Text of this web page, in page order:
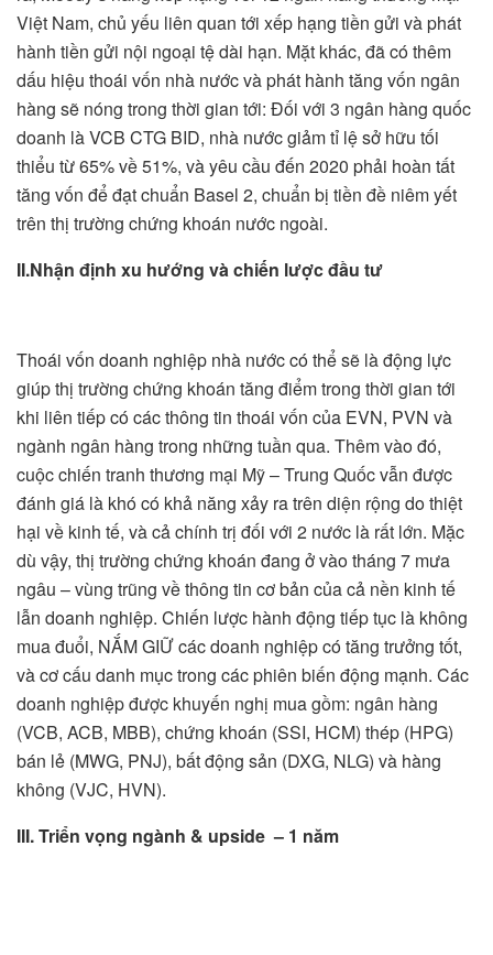
Việt Nam, chủ yếu liên quan tới xếp hạng tiền gửi và phát
hành tiền gửi nội ngoại tệ dài hạn. Mặt khác, đã có thêm
dấu hiệu thoái vốn nhà nước và phát hành tăng vốn ngân
hàng sẽ nóng trong thời gian tới: Đối với 3 ngân hàng quốc
doanh là VCB CTG BID, nhà nước giảm tỉ lệ sở hữu tối
thiểu từ 65% về 51%, và yêu cầu đến 2020 phải hoàn tất
tăng vốn để đạt chuẩn Basel 2, chuẩn bị tiền đề niêm yết
trên thị trường chứng khoán nước ngoài.
II.Nhận định xu hướng và chiến lược đầu tư
Thoái vốn doanh nghiệp nhà nước có thể sẽ là động lực
giúp thị trường chứng khoán tăng điểm trong thời gian tới
khi liên tiếp có các thông tin thoái vốn của EVN, PVN và
ngành ngân hàng trong những tuần qua. Thêm vào đó,
cuộc chiến tranh thương mại Mỹ – Trung Quốc vẫn được
đánh giá là khó có khả năng xảy ra trên diện rộng do thiệt
hại về kinh tế, và cả chính trị đối với 2 nước là rất lớn. Mặc
dù vậy, thị trường chứng khoán đang ở vào tháng 7 mưa
ngâu – vùng trũng về thông tin cơ bản của cả nền kinh tế
lẫn doanh nghiệp. Chiến lược hành động tiếp tục là không
mua đuổi, NẮM GIỮ các doanh nghiệp có tăng trưởng tốt,
và cơ cấu danh mục trong các phiên biến động mạnh. Các
doanh nghiệp được khuyến nghị mua gồm: ngân hàng
(VCB, ACB, MBB), chứng khoán (SSI, HCM) thép (HPG)
bán lẻ (MWG, PNJ), bất động sản (DXG, NLG) và hàng
không (VJC, HVN).
III. Triển vọng ngành & upside – 1 năm